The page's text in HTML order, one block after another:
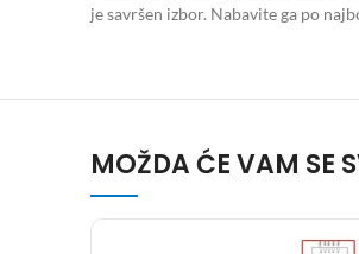
je savršen izbor. Nabavite ga po
MOŽDA ĆE VAM SE